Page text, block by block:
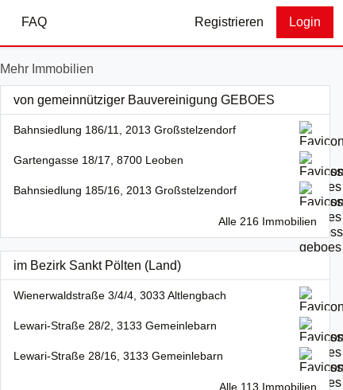
FAQ Registrieren Login
Mehr Immobilien
von gemeinnütziger Bauvereinigung GEBOES
Bahnsiedlung 186/11, 2013 Großstelzendorf
Gartengasse 18/17, 8700 Leoben
Bahnsiedlung 185/16, 2013 Großstelzendorf
Alle 216 Immobilien
im Bezirk Sankt Pölten (Land)
Wienerwaldstraße 3/4/4, 3033 Altlengbach
Lewari-Straße 28/2, 3133 Gemeinlebarn
Lewari-Straße 28/16, 3133 Gemeinlebarn
Alle 113 Immobilien